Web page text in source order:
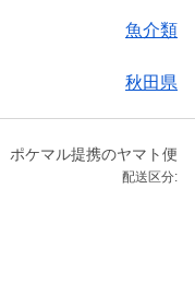
魚介類
秋田県
ポケマル提携のヤマト便
配送区分: